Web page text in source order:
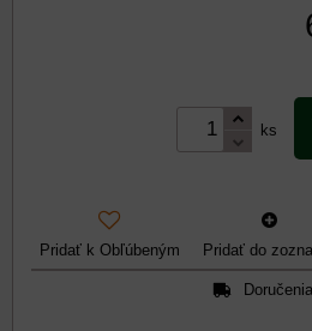
ks
Pridať k Obľúbeným Pridať do
Doručenia